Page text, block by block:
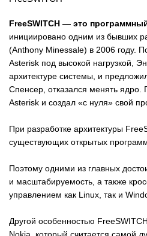
FreeSWITCH — это
инициировано одним из бывших
(Anthony Minessale) в 2006 году.
Asterisk под высокой нагрузкой,
архитектуре системы, и
Спенсер, отказался менять ядро.
Asterisk и создал «с нуля» свой
При разработке архитектуры
существующих открытых
Поэтому одними из главных
и масштабируемость, а также
управлением как Linux, так и
Другой особенностью